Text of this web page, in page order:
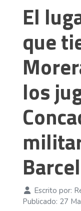
El
que
los
Escrito por:
Publicado: 27